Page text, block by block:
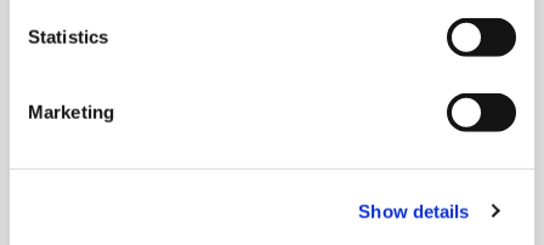
Statistics
Marketing
Show details
gezielt auf die
vor. Mit
15 Modulen, die sich auf Pflegesprache, Fallbeispiele
und Prüfungstechniken konzentrieren, ist es bestens
geeignet für das Selbststudium oder als zusätzliches